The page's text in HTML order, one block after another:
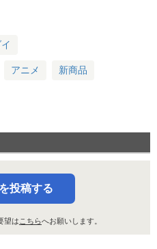
アニメ 新商品
投稿する
望はこちらへお願いします。